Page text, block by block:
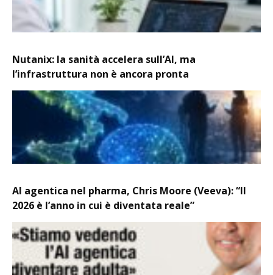
Nutanix: la sanità accelera sull’AI, ma
l’infrastruttura non è ancora pronta
AI agentica nel pharma, Chris Moore (Veeva): “Il
2026 è l’anno in cui è diventata reale”